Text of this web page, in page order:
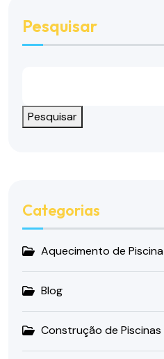
Pesquisar
Pesquisar
Categorias
Aquecimento de Piscina
Blog
Construção de Piscinas